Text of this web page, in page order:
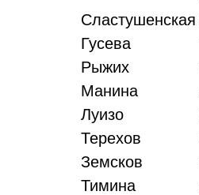
Сластушенская
Гусева
Рыжих
Манина
Луизо
Терехов
Земсков
Тимина